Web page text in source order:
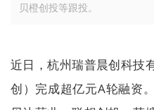
贝橙创投等跟投。
近日，杭州瑞普晨创科技
创）完成超亿元A轮融资